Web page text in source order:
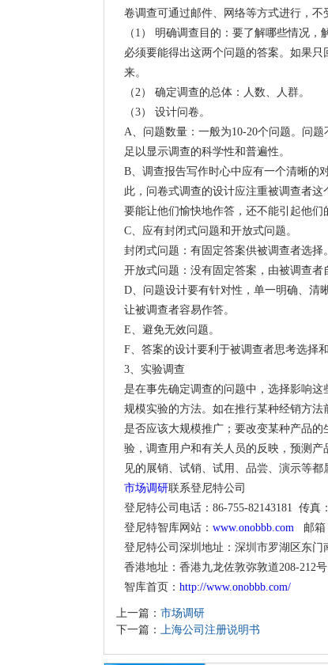
卷调查可通过邮件、网络等方式进行，不
（1） 明确调查目的：要了解哪些情况
必须要能得出这两个问题的答案。如果
来。
（2） 确定调查的总体：人数、人群。
（3） 设计问卷。
A、问题数量：一般为10-20个问题。问
足以显示调查的科学性和普遍性。
B、调查报告写作时心中应有一个清晰的
此，问卷式调查的设计应注重被调查者
要能让他们愉快地作答，还不能引起他们
C、应有封闭式问题和开放式问题。
封闭式问题：有固定答案供被调查者选择。
开放式问题：没有固定答案，由被调查者
D、问题设计要有针对性，单一明确、清
让被调查者容易作答。
E、避免无效问题。
F、答案的设计要利于被调查者思考选择
3、实验调查
是在事先确定调查的问题中，选择影响
规模实验的方法。如在推行某种经销方
是否应该大规模推广；要改变某种产品
验，调查用户和有关人员的反映，预测
见的展销、试销、试用、品尝、演示等都
市场调研联系登尼特公司
登尼特公司电话：86-755-82143181 传真
登尼特智库网站： www.onobbb.com
邮箱
登尼特公司深圳地址：深圳市
香港地址：香港九龙佐敦弥敦道208-212号
智库首页： http://www.onobbb.com/
上一篇： 市场调研
下一篇： 上海公司注册说明书